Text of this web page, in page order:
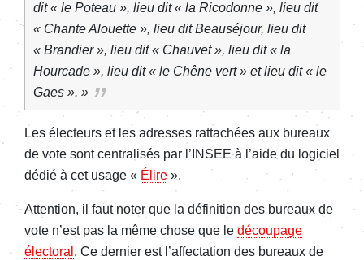
dit « le Poteau », lieu dit « la Ricodonne », lieu dit
« Chante Alouette », lieu dit Beauséjour, lieu dit
« Brandier », lieu dit « Chauvet », lieu dit « la
Hourcade », lieu dit « le Chêne vert » et lieu dit « le
Gaes ». »
Les électeurs et les adresses rattachées aux bureaux
de vote sont centralisés par l’INSEE à l’aide du logiciel
dédié à cet usage « Élire».
Attention, il faut noter que la définition des bureaux de
vote n’est pas la même chose que le découpage
électoral . Ce dernier est l’affectation des bureaux de